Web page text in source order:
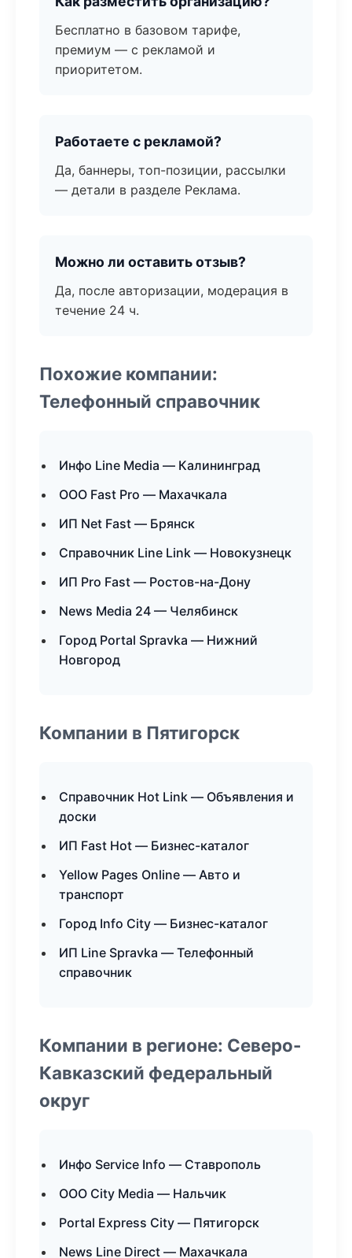
Бесплатно в базовом тарифе,
премиум — с рекламой и
приоритетом.
Работаете с рекламой?
Да, баннеры, топ-позиции, рассылки
— детали в разделе Реклама.
Можно ли оставить отзыв?
Да, после авторизации, модерация в
течение 24 ч.
Похожие компании:
Телефонный справочник
Инфо Line Media — Калининград
ООО Fast Pro — Махачкала
ИП Net Fast — Брянск
Справочник Line Link — Новокузнецк
ИП Pro Fast — Ростов-на-Дону
News Media 24 — Челябинск
Город Portal Spravka — Нижний
Новгород
Компании в Пятигорск
Справочник Hot Link — Объявления и
доски
ИП Fast Hot — Бизнес-каталог
Yellow Pages Online — Авто и
транспорт
Город Info City — Бизнес-каталог
ИП Line Spravka — Телефонный
справочник
Компании в регионе: Северо-
Кавказский федеральный
округ
Инфо Service Info — Ставрополь
ООО City Media — Нальчик
Portal Express City — Пятигорск
News Line Direct — Махачкала